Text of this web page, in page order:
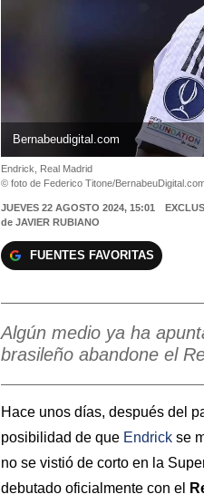
Bernabeudigital.com
Endrick, Real Madrid
© foto de Federico Titone/
JUEVES 22 AGOSTO 2024, 15:01
de JAVIER RUBIANO
FUENTES FAVORITAS
Algún medio ya ha
brasileño abandone el
Hace unos días, después del
posibilidad de que Endrick se
no se vistió de corto en la
debutado oficialmente con el